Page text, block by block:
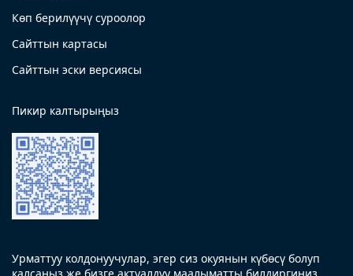
Көп берилүүчү суроолор
Сайттын картасы
Сайттын эски версиясы
Пикир калтырыңыз
Урматтуу колдонуучулар, эгер сиз окуянын күбөсү болуп